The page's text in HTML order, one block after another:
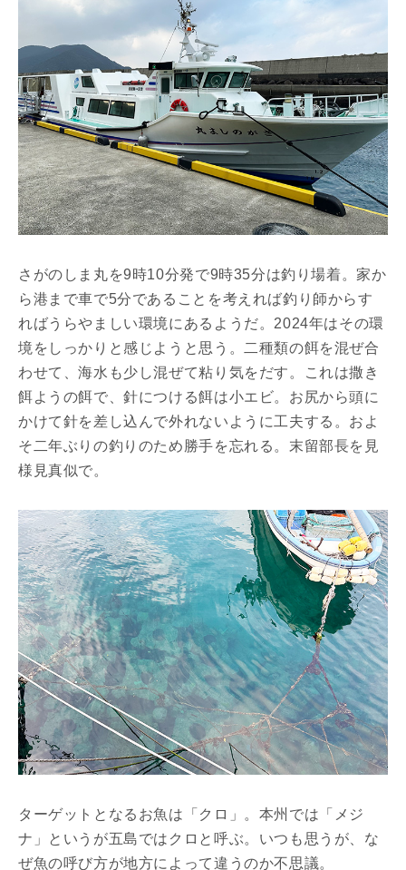
さがのしま丸を9時10分発で9時35分は釣り場着。家か
ら港まで車で5分であることを考えれば釣り師からす
ればうらやましい環境にあるようだ。2024年はその環
境をしっかりと感じようと思う。二種類の餌を混ぜ合
わせて、海水も少し混ぜて粘り気をだす。これは撒き
餌ようの餌で、針につける餌は小エビ。お尻から頭に
かけて針を差し込んで外れないように工夫する。およ
そ二年ぶりの釣りのため勝手を忘れる。末留部長を見
様見真似で。
ターゲットとなるお魚は「クロ」。本州では「メジ
ナ」というが五島ではクロと呼ぶ。いつも思うが、な
ぜ魚の呼び方が地方によって違うのか不思議。